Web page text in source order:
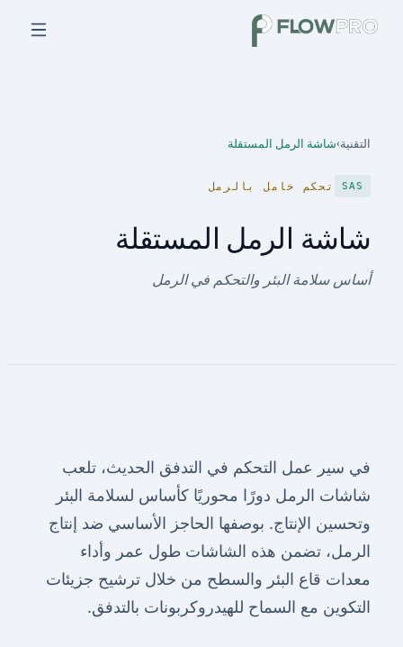
التقنية›شاشة الرمل المستقلة
SAS تحكم خامل بالرمل
شاشة الرمل المستقلة
أساس سلامة البئر والتحكم في الرمل
في سير عمل التحكم في التدفق الحديث، تلعب
شاشات الرمل دورًا محوريًا كأساس لسلامة البئر
وتحسين الإنتاج. بوصفها الحاجز الأساسي ضد إنتاج
الرمل، تضمن هذه الشاشات طول عمر وأداء
معدات قاع البئر والسطح من خلال ترشيح جزيئات
التكوين مع السماح للهيدروكربونات بالتدفق.